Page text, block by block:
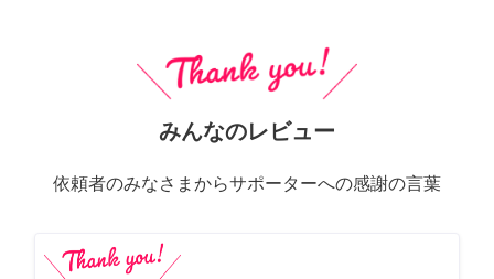
みんなのレビュー
依頼者のみなさまからサポーターへの感謝の言葉